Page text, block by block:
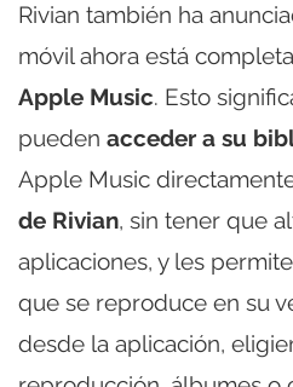
Rivian también ha
móvil ahora está
Apple Music. Esto
pueden acceder a su
Apple Music
de Rivian, sin tener que
aplicaciones, y les
que se reproduce en su
desde la aplicación,